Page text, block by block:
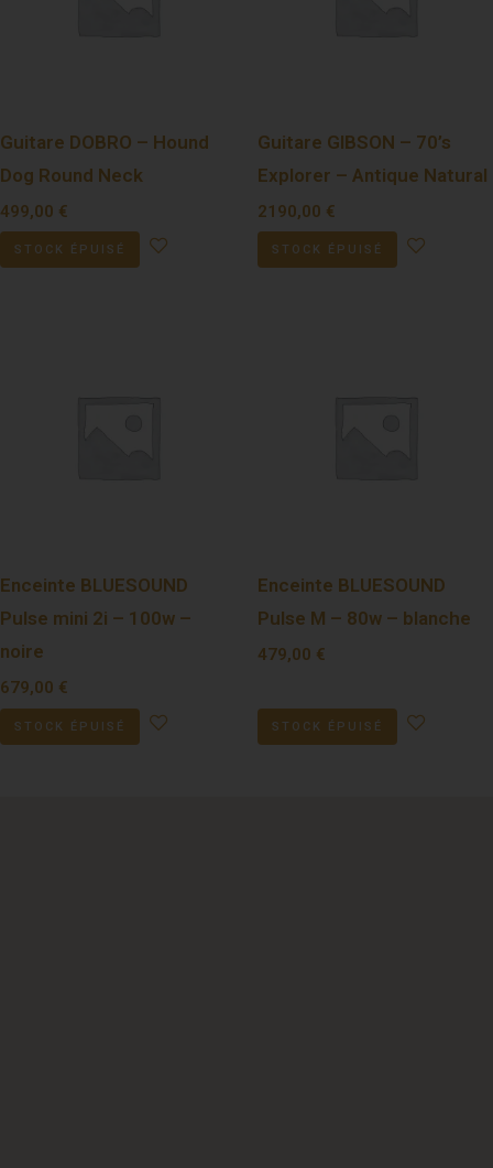
Guitare DOBRO – Hound
Dog Round Neck
499,00 €
STOCK ÉPUISÉ
Guitare GIBSON – 70’s
Explorer – Antique Natural
2190,00 €
STOCK ÉPUISÉ
Enceinte BLUESOUND
Pulse mini 2i – 100w –
noire
679,00 €
STOCK ÉPUISÉ
Enceinte BLUESOUND
Pulse M – 80w – blanche
479,00 €
STOCK ÉPUISÉ